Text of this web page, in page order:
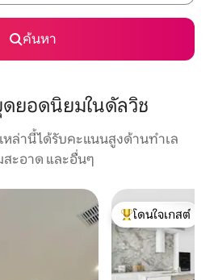
ค้นหา
ยอดนิยมในดัลวิช
หล่านี้ได้รับคะแนนสูงด้านทำเล
สะอาด และอื่นๆ
โดนใจเกสต์ที่สุด
โดนใจเกสต์